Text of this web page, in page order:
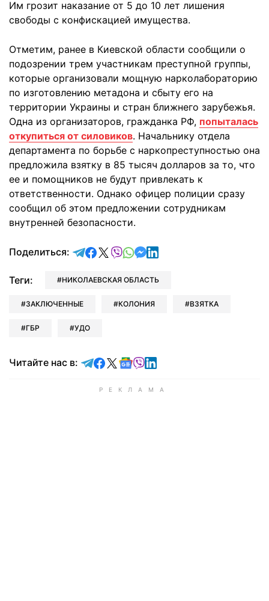
Им грозит наказание от 5 до 10 лет лишения
свободы с конфискацией имущества.
Отметим, ранее в Киевской области сообщили о
подозрении трем участникам преступной группы,
которые организовали мощную нарколабораторию
по изготовлению метадона и сбыту его на
территории Украины и стран ближнего зарубежья.
Одна из организаторов, гражданка РФ, попыталась
откупиться от силовиков. Начальнику отдела
департамента по борьбе с наркопреступностью она
предложила взятку в 85 тысяч долларов за то, что
ее и помощников не будут привлекать к
ответственности. Однако офицер полиции сразу
сообщил об этом предложении сотрудникам
внутренней безопасности.
Поделиться: отправить в Telegram
поделиться в Facebook
поделиться в X
отправить в Viber
отправить в Whatsapp
отправить в Messenger
отправить в LinkedIn
Теги: НИКОЛАЕВСКАЯ ОБЛАСТЬ
ЗАКЛЮЧЕННЫЕ КОЛОНИЯ ВЗЯТКА
ГБР УДО
Читайте нас в: Читайте в Telegram
Читайте в Facebook
Читайте в X
Читайте в Google news
Читайте в Viber
Читайте в LinkedIn